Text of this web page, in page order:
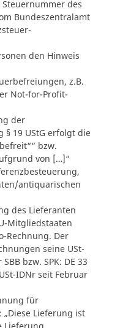
des
Bundeszentralamt
den Hinweis
z.B.
Not-for-Profit-
der
19 UStG erfolgt die
bzw.
von […]“
antiquarischen
des Lieferanten
Mitgliedstaaten
Rechnung. Der
seine USt-
bzw. SPK: DE 33
IDNr seit Februar
für
Lieferung ist
Lieferung